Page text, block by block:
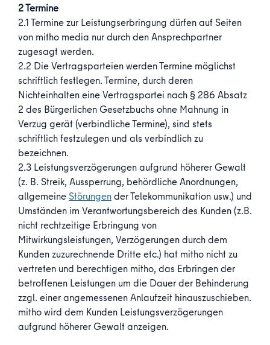
2 Termine
2.1 Termine zur Leistungserbringung dürfen auf Seiten
von mitho media nur durch den Ansprechpartner
zugesagt werden.
2.2 Die Vertragsparteien werden Termine möglichst
schriftlich festlegen. Termine, durch deren
Nichteinhalten eine Vertragspartei nach § 286 Absatz
2 des Bürgerlichen Gesetzbuchs ohne Mahnung in
Verzug gerät (verbindliche Termine), sind stets
schriftlich festzulegen und als verbindlich zu
bezeichnen.
2.3 Leistungsverzögerungen aufgrund höherer Gewalt
(z. B. Streik, Aussperrung, behördliche Anordnungen,
allgemeineStörungender Telekommunikation usw.) und
Umständen im Verantwortungsbereich des Kunden (z.B.
nicht rechtzeitige Erbringung von
Mitwirkungsleistungen, Verzögerungen durch dem
Kunden zuzurechnende Dritte etc.) hat mitho nicht zu
vertreten und berechtigen mitho, das Erbringen der
betroffenen Leistungen um die Dauer der Behinderung
zzgl. einer angemessenen Anlaufzeit hinauszuschieben.
mitho wird dem Kunden Leistungsverzögerungen
aufgrund höherer Gewalt anzeigen.